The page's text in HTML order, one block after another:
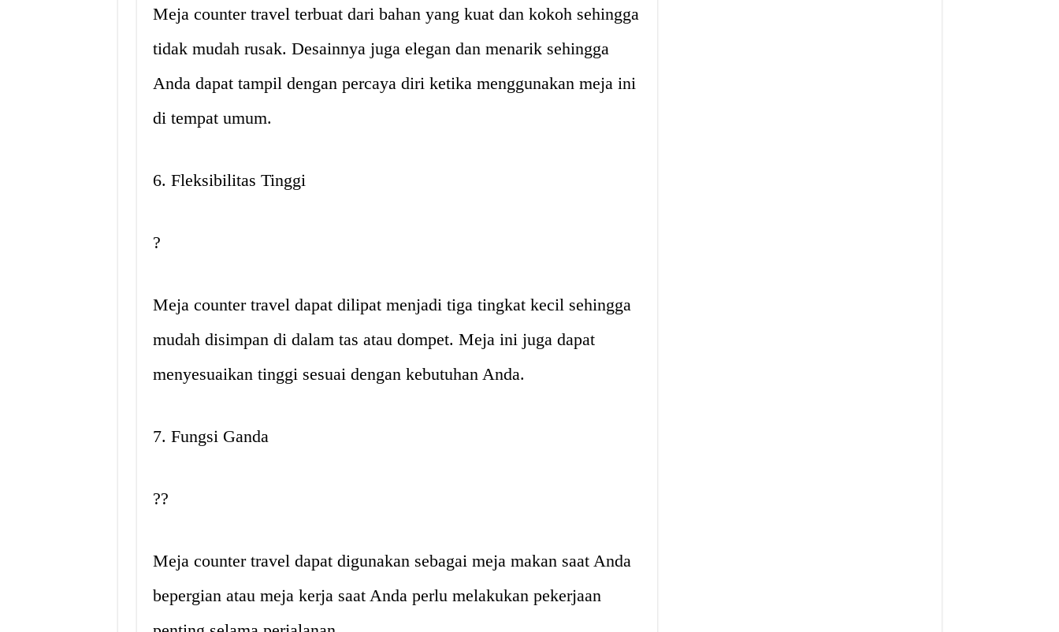
Meja counter travel terbuat dari bahan yang kuat dan kokoh sehingga
tidak mudah rusak. Desainnya juga elegan dan menarik sehingga
Anda dapat tampil dengan percaya diri ketika menggunakan meja ini
di tempat umum.
6. Fleksibilitas Tinggi
?️
Meja counter travel dapat dilipat menjadi tiga tingkat kecil sehingga
mudah disimpan di dalam tas atau dompet. Meja ini juga dapat
menyesuaikan tinggi sesuai dengan kebutuhan Anda.
7. Fungsi Ganda
?️?
Meja counter travel dapat digunakan sebagai meja makan saat Anda
bepergian atau meja kerja saat Anda perlu melakukan pekerjaan